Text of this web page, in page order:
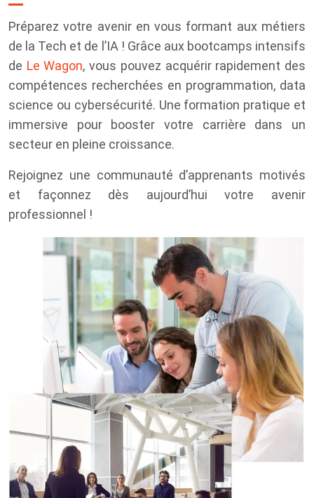
Préparez votre avenir en vous formant aux métiers
de la Tech et de l’IA ! Grâce aux bootcamps intensifs
de Le Wagon, vous pouvez acquérir rapidement des
compétences recherchées en programmation, data
science ou cybersécurité. Une formation pratique et
immersive pour booster votre carrière dans un
secteur en pleine croissance.
Rejoignez une communauté d’apprenants motivés
et façonnez dès aujourd’hui votre avenir
professionnel !